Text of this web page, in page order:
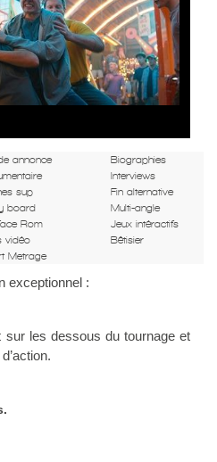
annonce
Biographies
Interviews
sup
Fin alternative
board
Multi-angle
Rom
Jeux intéractifs
vidéo
Bêtisier
Metrage
exceptionnel :
sur les dessous du tournage et